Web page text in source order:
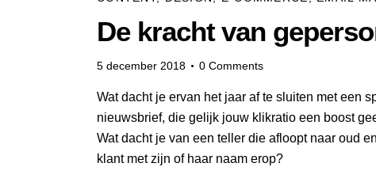
De kracht van
5 december 2018 0 Comments
Wat dacht je ervan het jaar af te sluiten met een
nieuwsbrief, die gelijk jouw klikratio een boost
Wat dacht je van een teller die afloopt naar oud
klant met zijn of haar naam erop?